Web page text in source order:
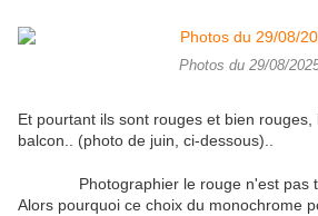
Photos du 29/08/
Et pourtant ils sont rouges et bien
balcon.. (photo de juin, ci-dessous)..
Photographier le rouge n'est pas
Alors pourquoi ce choix du monochrome